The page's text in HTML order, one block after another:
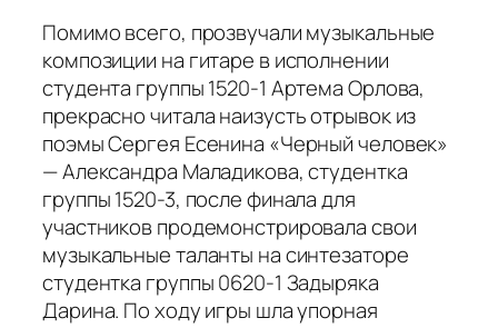
Помимо всего, прозвучали музыкальные
композиции на гитаре в исполнении
студента группы 1520-1 Артема Орлова,
прекрасно читала наизусть отрывок из
поэмы Сергея Есенина «Черный человек»
— Александра Маладикова, студентка
группы 1520-3, после финала для
участников продемонстрировала свои
музыкальные таланты на синтезаторе
студентка группы 0620-1 Задыряка
Дарина. По ходу игры шла упорная